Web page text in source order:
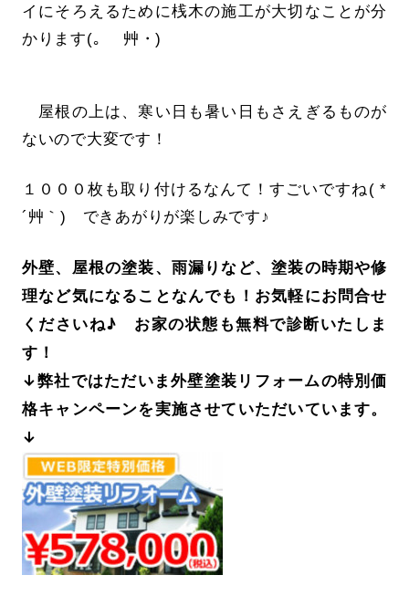
イにそろえるために桟木の施工が大切なことが分
かります(｡ ゝ艸・)
屋根の上は、寒い日も暑い日もさえぎるものが
ないので大変です！
１０００枚も取り付けるなんて！すごいですね( *
´艸｀) できあがりが楽しみです♪
外壁、屋根の塗装、雨漏りなど、塗装の時期や修
理など気になることなんでも！お気軽にお問合せ
くださいね♪ お家の状態も無料で診断いたしま
す！
↓弊社ではただいま外壁塗装リフォームの特別価
格キャンペーンを実施させていただいています。
↓